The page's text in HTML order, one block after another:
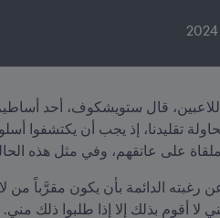
على عاتقهم، وفي مثل هذه